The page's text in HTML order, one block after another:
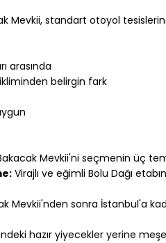
Mevkii, standart otoyol
arasında
belirgin fark
Mevkii'ni seçmenin üç
Virajlı ve eğimli Bolu Dağı
Mevkii'nden sonra İstanbul'a
hazır yiyecekler yerine